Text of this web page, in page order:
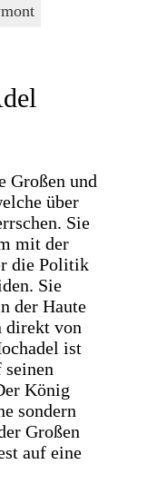
Großen und
über
Sie
mit der
die Politik
Sie
der Haute
direkt von
ist
seinen
König
sondern
Großen
auf eine